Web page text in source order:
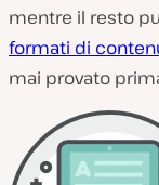
mentre il resto
formati di
mai provato